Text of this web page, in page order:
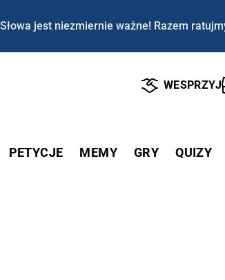
jest niezmiernie ważne! Razem
WESPRZYJ
PETYCJE MEMY GRY QUIZY